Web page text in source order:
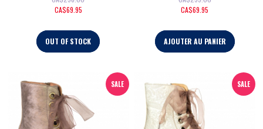
CA$69.95
OUT OF STOCK
CA$69.95
AJOUTER AU PANIER
SALE SALE